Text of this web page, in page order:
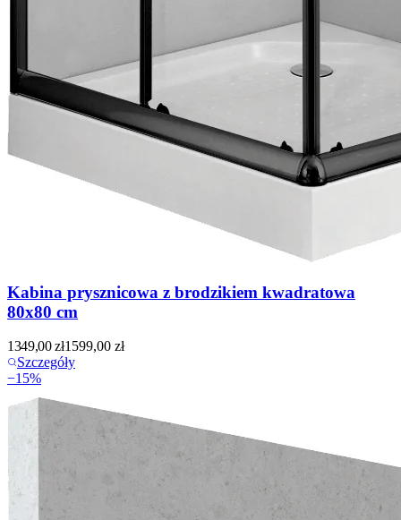
Kabina prysznicowa z brodzikiem kwadratowa
80x80 cm
1349,00zł1599,00zł
Szczegóły
−15%